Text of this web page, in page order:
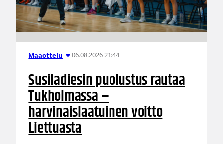
Maaottelu 06.08.2026 21:44
Susiladiesin puolustus rautaa
Tukholmassa –
harvinaislaatuinen voitto
Liettuasta